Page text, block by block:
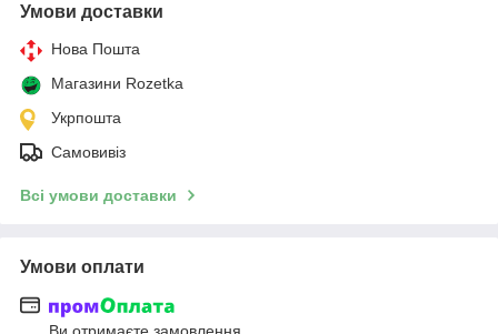
Умови доставки
Нова Пошта
Магазини Rozetka
Укрпошта
Самовивіз
Всі умови доставки
Умови оплати